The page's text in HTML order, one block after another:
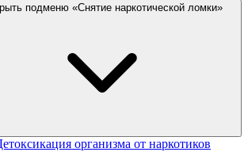
подменю «Снятие наркотической ломки»
организма от наркотиков